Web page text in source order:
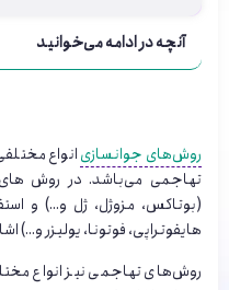
آنچه در ادامه می‌خوانید
روش‌های جوانسازیانواع
تهاجمی می‌باشد. در روش های
(بوتاکس، مزوژل، ژل و…) و
هایفوتراپی، فوتونا، یولیزر و…)
روش‌های تهاجمی نیز انواع